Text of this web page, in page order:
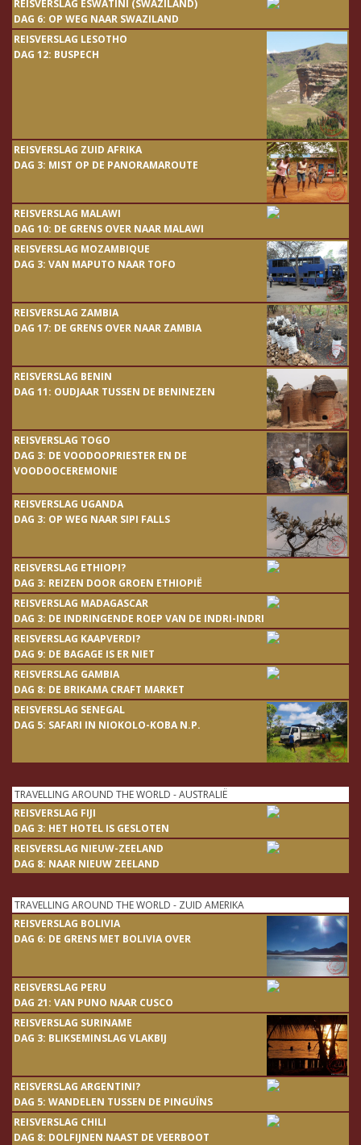
REISVERSLAG ESWATINI (SWAZILAND)
DAG 6: OP WEG NAAR SWAZILAND
REISVERSLAG LESOTHO
DAG 12: BUSPECH
REISVERSLAG ZUID AFRIKA
DAG 3: MIST OP DE PANORAMAROUTE
REISVERSLAG MALAWI
DAG 10: DE GRENS OVER NAAR MALAWI
REISVERSLAG MOZAMBIQUE
DAG 3: VAN MAPUTO NAAR TOFO
REISVERSLAG ZAMBIA
DAG 17: DE GRENS OVER NAAR ZAMBIA
REISVERSLAG BENIN
DAG 11: OUDJAAR TUSSEN DE BENINEZEN
REISVERSLAG TOGO
DAG 3: DE VOODOOPRIESTER EN DE
VOODOOCEREMONIE
REISVERSLAG UGANDA
DAG 3: OP WEG NAAR SIPI FALLS
REISVERSLAG ETHIOPI?
DAG 3: REIZEN DOOR GROEN ETHIOPIË
REISVERSLAG MADAGASCAR
DAG 3: DE INDRINGENDE ROEP VAN DE INDRI-INDRI
REISVERSLAG KAAPVERDI?
DAG 9: DE BAGAGE IS ER NIET
REISVERSLAG GAMBIA
DAG 8: DE BRIKAMA CRAFT MARKET
REISVERSLAG SENEGAL
DAG 5: SAFARI IN NIOKOLO-KOBA N.P.
TRAVELLING AROUND THE WORLD - AUSTRALIË
REISVERSLAG FIJI
DAG 3: HET HOTEL IS GESLOTEN
REISVERSLAG NIEUW-ZEELAND
DAG 8: NAAR NIEUW ZEELAND
TRAVELLING AROUND THE WORLD - ZUID AMERIKA
REISVERSLAG BOLIVIA
DAG 6: DE GRENS MET BOLIVIA OVER
REISVERSLAG PERU
DAG 21: VAN PUNO NAAR CUSCO
REISVERSLAG SURINAME
DAG 3: BLIKSEMINSLAG VLAKBIJ
REISVERSLAG ARGENTINI?
DAG 5: WANDELEN TUSSEN DE PINGUÏNS
REISVERSLAG CHILI
DAG 8: DOLFIJNEN NAAST DE VEERBOOT